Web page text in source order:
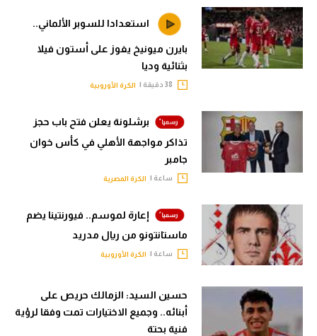
استعدادا للسوبر الألماني..
بايرن ميونيخ يفوز على أستون فيلا
بثنائية وديا
الكرة الأوروبية
برشلونة يعلن فتح باب حجز
تذاكر مواجهة الأهلي في كأس خوان
جامبر
ساعة | الكرة المصرية
إعارة لموسم.. فيورنتينا يضم
ماستانتونو من ريال مدريد
ساعة | الكرة الأوروبية
حسين السيد: الزمالك حريص على
أبنائه.. وجميع الاختيارات تمت وفقا لرؤية
فنية بحتة